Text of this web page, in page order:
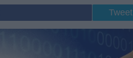
Tweet